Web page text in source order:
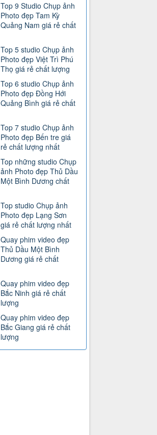
Top 9 Studio Chụp ảnh
Photo đẹp Tam Kỳ
Quảng Nam giá rẻ chất
Top 5 studio Chụp ảnh
Photo đẹp Việt Trì Phú
Thọ giá rẻ chất lượng
Top 6 studio Chụp ảnh
Photo đẹp Đồng Hới
Quảng Bình giá rẻ chất
Top 7 studio Chụp ảnh
Photo đẹp Bến tre giá
rẻ chất lượng nhất
Top những studio Chụp
ảnh Photo đẹp Thủ Dầu
Một Bình Dương chất
Top studio Chụp ảnh
Photo đẹp Lạng Sơn
giá rẻ chất lượng nhất
Quay phim video đẹp
Thủ Dầu Một Bình
Dương giá rẻ chất
Quay phim video đẹp
Bắc Ninh giá rẻ chất
lượng
Quay phim video đẹp
Bắc Giang giá rẻ chất
lượng